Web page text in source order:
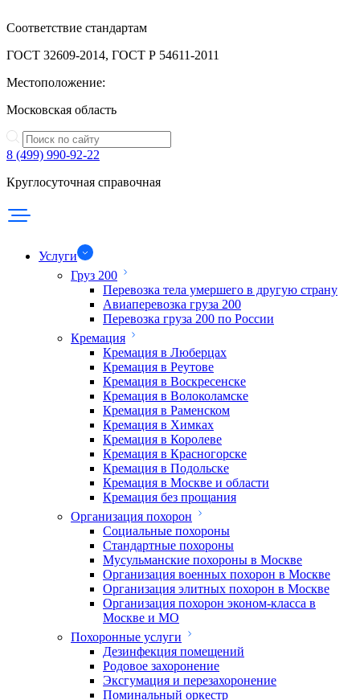
Соответствие стандартам
ГОСТ 32609-2014, ГОСТ Р 54611-2011
Местоположение:
Московская область
8 (499) 990-92-22
Круглосуточная справочная
Услуги
Груз 200
Перевозка тела умершего в другую страну
Авиаперевозка груза 200
Перевозка груза 200 по России
Кремация
Кремация в Люберцах
Кремация в Реутове
Кремация в Воскресенске
Кремация в Волоколамске
Кремация в Раменском
Кремация в Химках
Кремация в Королеве
Кремация в Красногорске
Кремация в Подольске
Кремация в Москве и области
Кремация без прощания
Организация похорон
Социальные похороны
Стандартные похороны
Мусульманские похороны в Москве
Организация военных похорон в Москве
Организация элитных похорон в Москве
Организация похорон эконом-класса в
Москве и МО
Похоронные услуги
Дезинфекция помещений
Родовое захоронение
Эксгумация и перезахоронение
Поминальный оркестр